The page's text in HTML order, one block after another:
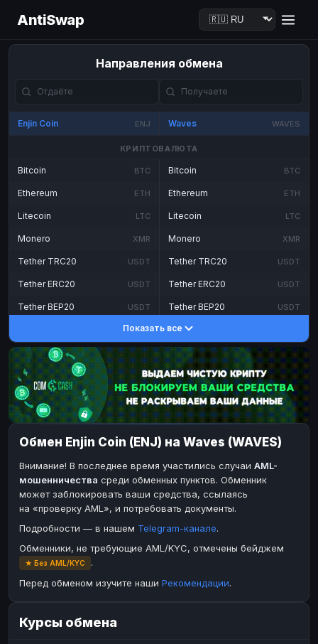
AntiSwap
Направления обмена
Enjin Coin ENJ Waves WAVES
КРИПТОВАЛЮТА
Bitcoin BTC
Ethereum ETH
Litecoin LTC
Monero XMR
Tether TRC20 USDT
Tether ERC20 USDT
Tether BEP20 USDT
DASH
Toncoin TON
Dogecoin DOGE
TRX TRON
Bitcoin Cash BCH
BinanceCoin BEP20
Ether Classic ETC
Ripple XRP
Bitcoin BTC
Ethereum ETH
Litecoin LTC
Monero XMR
Tether TRC20 USDT
Tether ERC20 USDT
Tether BEP20 USDT
DASH
Toncoin TON
Dogecoin DOGE
TRX TRON
Bitcoin Cash BCH
BinanceCoin BEP20
Ether Classic
Solana
Ripple
ЭЛЕКТРОННЫЕ ДЕНЬГИ
Paxum
Perfect Money USD
PayPal
Perfect Money
Показать все
Обмен Enjin Coin (ENJ) на Waves (WAVES)
Внимание! В последнее время участились случаи AML-
мошенничества среди обменных пунктов. Обменник
может заблокировать ваши средства, ссылаясь
на «проверку AML», и потребовать документы.
Подробности — в нашем Telegram-канале.
Обменники, не требующие AML/KYC, отмечены бейджем
★ Без AML/KYC
.
Перед обменом изучите наши Рекомендации.
Курсы обмена